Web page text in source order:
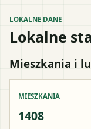
LOKALNE DANE
Lokalne
Mieszkania i
MIESZKANIA
1408